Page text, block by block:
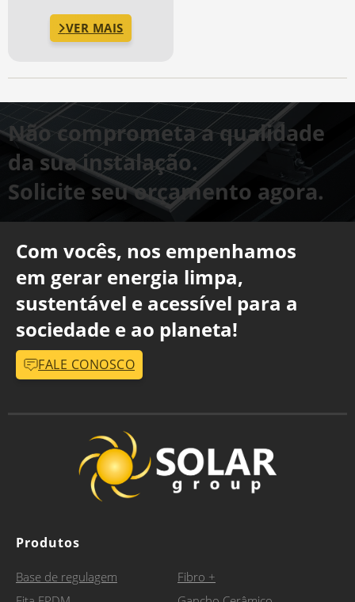
VER MAIS
Não comprometa a qualidade
da sua instalação.
Solicite seu orçamento agora.
Com vocês, nos empenhamos
em gerar energia limpa,
sustentável e acessível para a
sociedade e ao planeta!
FALE CONOSCO
Produtos
Base de regulagem
Fibro +